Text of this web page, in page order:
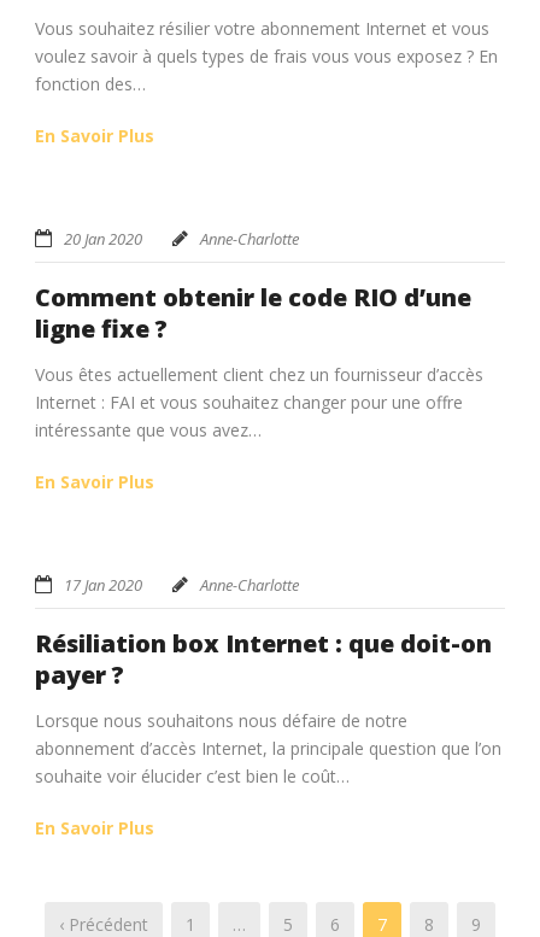
Vous souhaitez résilier votre abonnement Internet et vous
voulez savoir à quels types de frais vous vous exposez ? En
fonction des…
En Savoir Plus
20 Jan 2020 Anne-Charlotte
Comment obtenir le code RIO d’une
ligne fixe ?
Vous êtes actuellement client chez un fournisseur d’accès
Internet : FAI et vous souhaitez changer pour une offre
intéressante que vous avez…
En Savoir Plus
17 Jan 2020 Anne-Charlotte
Résiliation box Internet : que doit-on
payer ?
Lorsque nous souhaitons nous défaire de notre
abonnement d’accès Internet, la principale question que l’on
souhaite voir élucider c’est bien le coût…
En Savoir Plus
‹ Précédent 1 … 5 6 7 8
9